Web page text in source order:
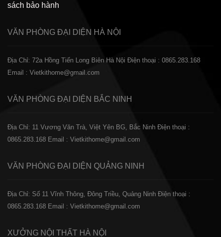
sách bảo hành
VĂN PHÒNG ĐẠI DIỆN HÀ NỘI
Địa Chỉ: 72a Hồng Tiến Long Biên Hà Nội Điện thoại : 0865.283.168
Email : Vietkithome@gmail.com
VĂN PHÒNG ĐẠI DIỆN BẮC NINH
Địa Chỉ: 11 Vương Văn Trà, Việt Yên BG, Bắc Ninh Điện thoại :
0865.283.168 Email : Vietkithome@gmail.com
VĂN PHÒNG ĐẠI DIỆN QUẢNG NINH
Địa Chỉ: Số 11 Vĩnh Thông, Đông Triều, Quảng Ninh Điện thoại :
0865.283.168 Email : Vietkithome@gmail.com
XƯỞNG NỘI THẤT HÀ NỘI